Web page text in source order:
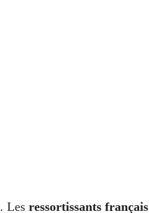
. Les ressortissants français